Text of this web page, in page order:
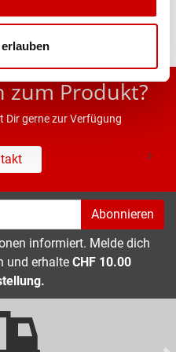
inkl. MwSt.
zum Produkt?
Dir gerne zur Verfügung
Abonnieren
informiert. Melde dich
und erhalte CHF 10.00